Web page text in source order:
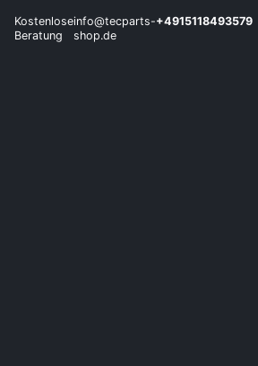
Kostenlose
Beratung
info@tecparts-
shop.de
+4915118493579